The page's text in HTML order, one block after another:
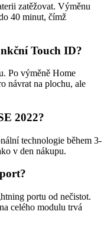
zatěžovat. Výměnu
40 minut, čímž
Touch ID?
Po výměně Home
návrat na plochu, ale
2022?
technologie během 3-
v den nákupu.
portu od nečistot.
celého modulu trvá